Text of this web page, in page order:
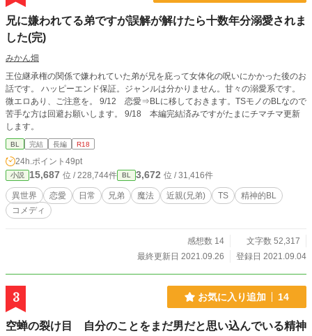
兄に嫌われてる弟ですが誤解が解けたら十数年分溺愛されま
した(完)
みかん畑
王位継承権の関係で嫌われていた弟が兄を庇って女体化の呪いにかかった後のお
話です。 ハッピーエンド保証。ジャンルは分かりません。甘々の溺愛系です。
微エロあり、ご注意を。 9/12 恋愛⇒BLに移しておきます。TSモノのBLなので
苦手な方は回避お願いします。 9/18 本編完結済みですがたまにチマチマ更新
します。
BL 完結 長編 R18
24h.ポイント 49pt
小説 15,687 位 / 228,744件 BL 3,672 位 / 31,416件
異世界 恋愛 日常 兄弟 魔法 近親(兄弟) TS
精神的BL
コメディ
感想数 14
文字数 52,317
最終更新日 2021.09.26
登録日 2021.09.04
3 お気に入り追加 14
空蝉の裂け目 自分のことをまだ男だと思い込んでいる精神